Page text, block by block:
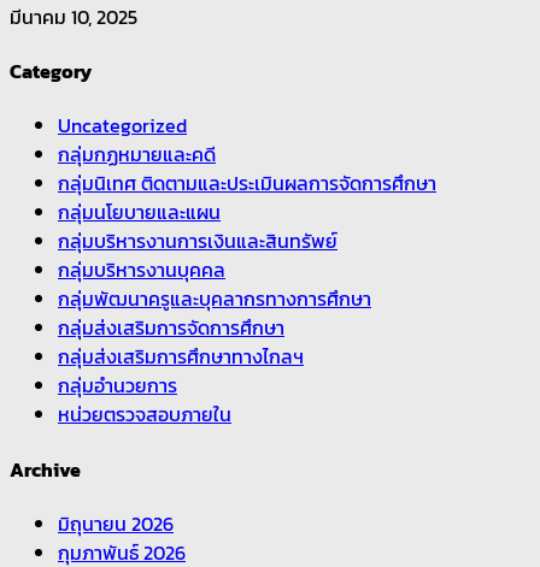
มีนาคม 10, 2025
Category
Uncategorized
กลุ่มกฏหมายและคดี
กลุ่มนิเทศ ติดตามและประเมินผลการจัดการศึกษา
กลุ่มนโยบายและแผน
กลุ่มบริหารงานการเงินและสินทรัพย์
กลุ่มบริหารงานบุคคล
กลุ่มพัฒนาครูและบุคลากรทางการศึกษา
กลุ่มส่งเสริมการจัดการศึกษา
กลุ่มส่งเสริมการศึกษาทางไกลฯ
กลุ่มอำนวยการ
หน่วยตรวจสอบภายใน
Archive
มิถุนายน 2026
กุมภาพันธ์ 2026